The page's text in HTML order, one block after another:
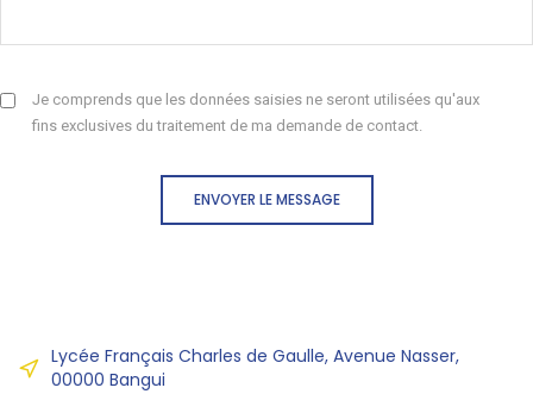
Je comprends que les données saisies ne seront utilisées qu'aux
fins exclusives du traitement de ma demande de contact.
ENVOYER LE MESSAGE
Lycée Français Charles de Gaulle, Avenue Nasser,
00000 Bangui